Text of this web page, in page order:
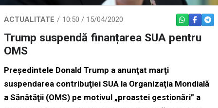
ACTUALITATE 10:50 / 15/04/2020 WHATSAPP
Trump suspendă finanțarea SUA pentru
OMS
Preşedintele Donald Trump a anunţat marţi
suspendarea contribuţiei SUA la Organizaţia Mondială
a Sănătăţii (OMS) pe motivul „proastei gestionări” a